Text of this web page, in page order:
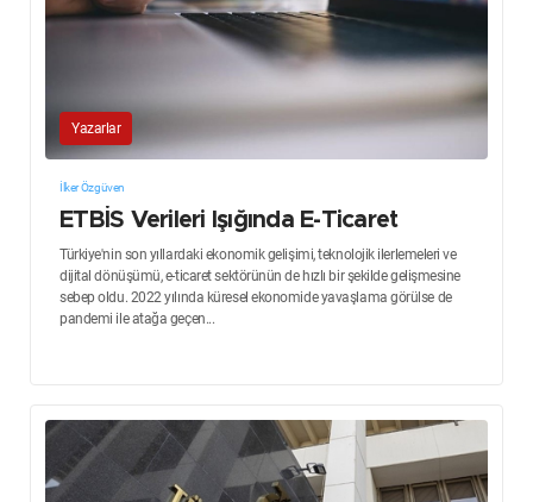
Yazarlar
İlker Özgüven
ETBİS Verileri Işığında E-Ticaret
Türkiye'nin son yıllardaki ekonomik gelişimi, teknolojik ilerlemeleri ve
dijital dönüşümü, e-ticaret sektörünün de hızlı bir şekilde gelişmesine
sebep oldu. 2022 yılında küresel ekonomide yavaşlama görülse de
pandemi ile atağa geçen...